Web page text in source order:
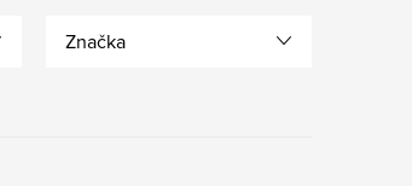
Značka